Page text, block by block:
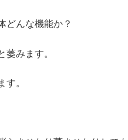
どんな機能か？
みます。
す。